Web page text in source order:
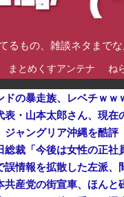
もの、雑談ネタまでな
まとめくすアンテナ ね
ドの暴走族、レベチｗ
表・山本太郎さん、現在
総裁「今後は女性の正社
共産党の街宣車、ほんと